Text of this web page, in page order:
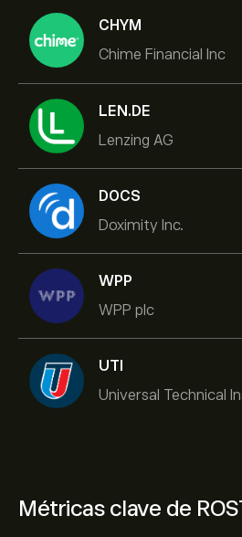
CHYM
Chime Financial Inc
LEN.DE
Lenzing AG
DOCS
Doximity Inc.
WPP
WPP plc
UTI
Universal Technical
Métricas clave de